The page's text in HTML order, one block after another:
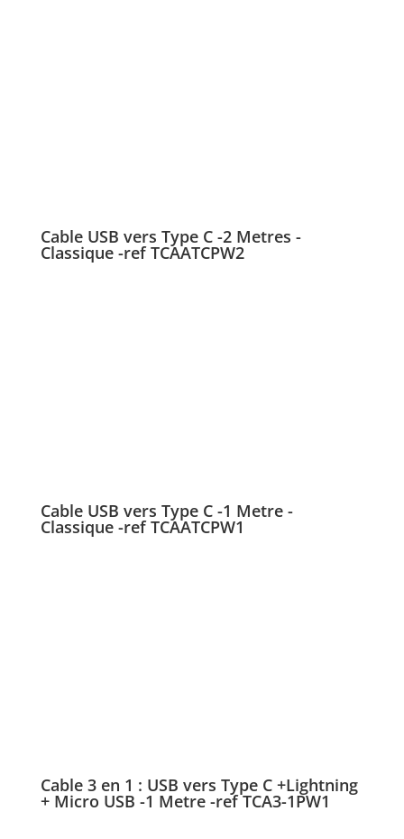
Cable USB vers Type C -2 Metres -
Classique -ref TCAATCPW2
Cable USB vers Type C -1 Metre -
Classique -ref TCAATCPW1
Cable 3 en 1 : USB vers Type C +Lightning
+ Micro USB -1 Metre -ref TCA3-1PW1